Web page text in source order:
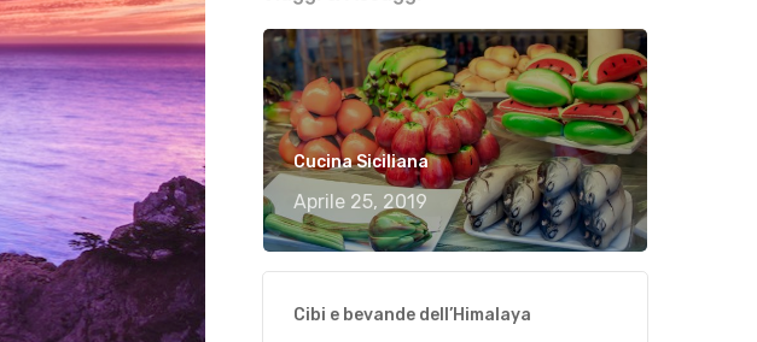
Cucina Siciliana
Aprile 25, 2019
Cibi e bevande dell’Himalaya